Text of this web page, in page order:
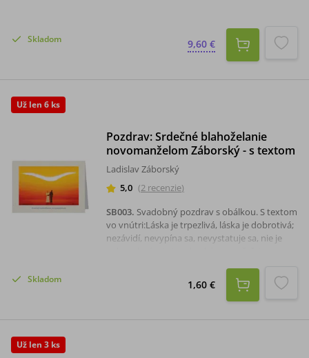
roku.Kalendár je vhodný do domácnosti,
kancelárie i farských priestorov a poteší
všetkých obdivovateľov tvorby Ladislava
Skladom 9,60 €
Už len 6 ks
Pozdrav: Srdečné blahoželanie
novomanželom Záborský - s textom
Ladislav Záborský
5,0 (2 recenzie)
SB003. Svadobný pozdrav s obálkou. S textom
vo vnútri:Láska je trpezlivá, láska je dobrotivá;
nezávidí, nevypína sa, nevystatuje sa, nie je
raduje sa z pravdy. Všetko znáša, všetko verí,
všetko dúfa, všetko vydrží. Láska nikdy
nezanikne. (1 Korinťanom 13,4-8).
Skladom 1,60 €
Už len 3 ks